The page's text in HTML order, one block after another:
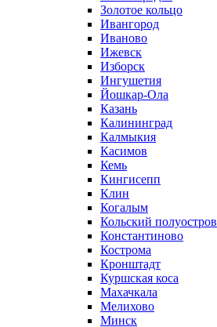
Золотое кольцо
Ивангород
Иваново
Ижевск
Изборск
Ингушетия
Йошкар-Ола
Казань
Калининград
Калмыкия
Касимов
Кемь
Кингисепп
Клин
Когалым
Кольский полуостров
Константиново
Кострома
Кронштадт
Куршская коса
Махачкала
Мелихово
Минск